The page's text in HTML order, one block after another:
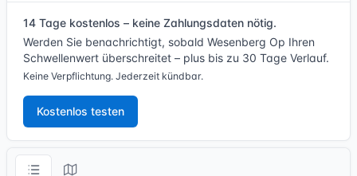
14 Tage kostenlos – keine Zahlungsdaten nötig.
Werden Sie benachrichtigt, sobald Wesenberg Op Ihren
Schwellenwert überschreitet – plus bis zu 30 Tage Verlauf.
Keine Verpflichtung. Jederzeit kündbar.
Kostenlos testen